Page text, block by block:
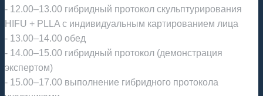
- 12.00–13.00 гибридный протокол скульптурирования
HIFU + PLLA с индивидуальным картированием лица
- 13.00–14.00 обед
- 14.00–15.00 гибридный протокол (демонстрация
экспертом)
- 15.00–17.00 выполнение гибридного протокола